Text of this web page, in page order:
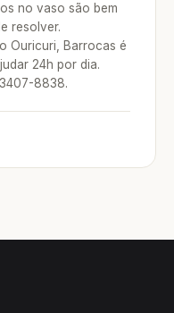
no vaso são bem
resolver.
Ouricuri, Barrocas é
24h por dia.
8838.